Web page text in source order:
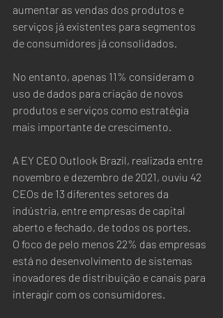
aumentar as vendas dos produtos e
serviços já existentes para segmentos
de consumidores já consolidados.
No entanto, apenas 11% consideram o
uso de dados para criação de novos
produtos e serviços como estratégia
mais importante de crescimento.
A EY CEO Outlook Brazil, realizada entre
novembro e dezembro de 2021, ouviu 42
CEOs ​​de 13 diferentes setores da
indústria, entre empresas de capital
aberto e fechado, de todos os portes.
O foco de pelo menos 22% das empresas
está no desenvolvimento de sistemas
inovadores de distribuição e canais para
interagir com os consumidores.